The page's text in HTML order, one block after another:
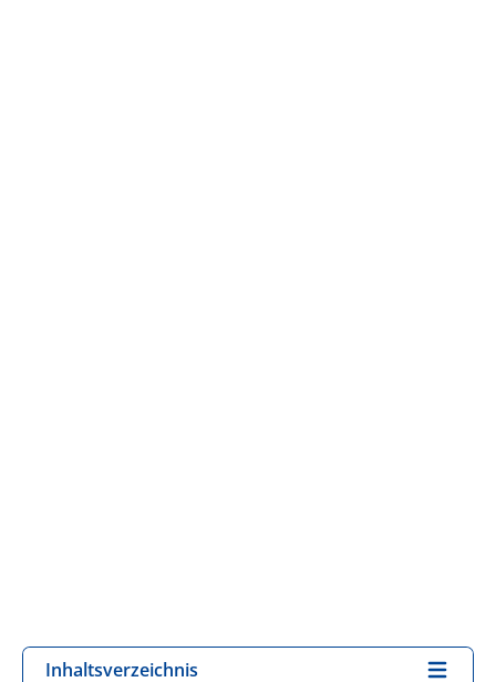
Inhaltsverzeichnis